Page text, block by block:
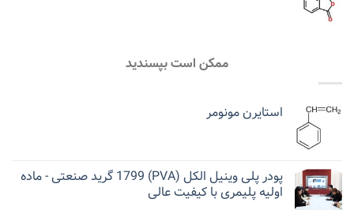
ممکن است بپسندید
استایرن مونومر
پودر پلی وینیل الکل (PVA) 1799 گرید صنعتی - ماده
اولیه پلیمری با کیفیت عالی